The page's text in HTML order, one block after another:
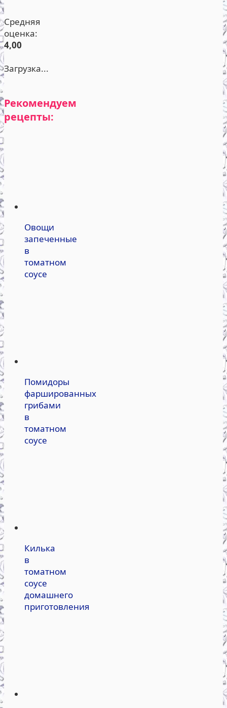
Средняя
оценка:
4,00
Загрузка...
Рекомендуем
рецепты:
Овощи
запеченные
в
томатном
соусе
Помидоры
фаршированных
грибами
в
томатном
соусе
Килька
в
томатном
соусе
домашнего
приготовления